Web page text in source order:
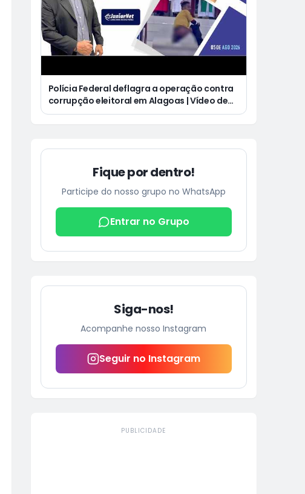
Polícia Federal deflagra a operação contra
corrupção eleitoral em Alagoas | Vídeo de
homem defecando durante missa gera
Fique por dentro!
Participe do nosso grupo no WhatsApp
Entrar no Grupo
Siga-nos!
Acompanhe nosso Instagram
Seguir no Instagram
PUBLICIDADE